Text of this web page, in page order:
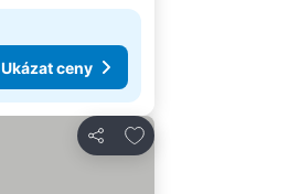
Ukázat ceny
Sdílet
Přidat na seznam